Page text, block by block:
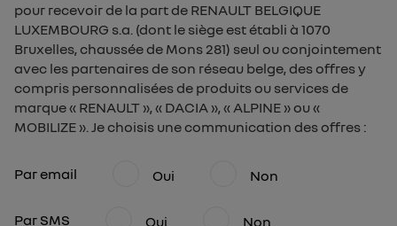
pour recevoir de la part de RENAULT BELGIQUE
LUXEMBOURG s.a. (dont le siège est établi à 1070
Bruxelles, chaussée de Mons 281) seul ou conjointement
avec les partenaires de son réseau belge, des offres y
compris personnalisées de produits ou services de
marque « RENAULT », « DACIA », « ALPINE » ou «
MOBILIZE ». Je choisis une communication des offres :
Par email Oui Non
Par SMS Oui Non